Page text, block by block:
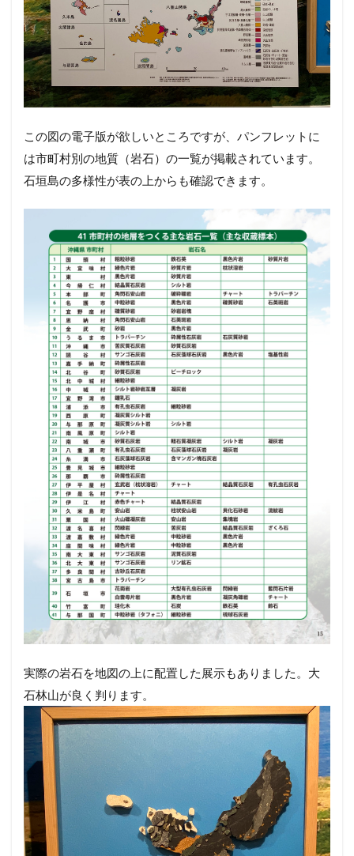
この図の電子版が欲しいところですが、パンフレットに
は市町村別の地質（岩石）の一覧が掲載されています。
石垣島の多様性が表の上からも確認できます。
実際の岩石を地図の上に配置した展示もありました。大
石林山が良く判ります。